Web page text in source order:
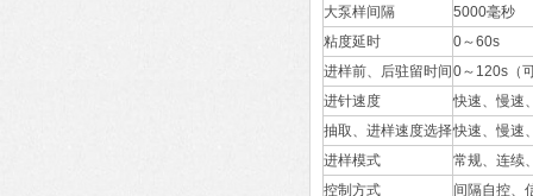
大泵样间隔
5000毫秒
粘度延时
0～60s
进样前、后驻留时间 0～120s（
进针速度
快速、慢速
抽取、进样速度选择快速、慢速
进样模式
常规、连续
控制方式
间隔自控、